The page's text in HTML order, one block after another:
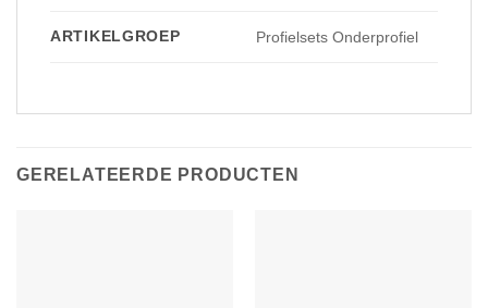
ARTIKELGROEP Profielsets Onderprofiel
GERELATEERDE PRODUCTEN